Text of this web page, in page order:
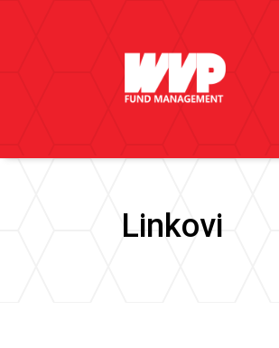
Linkovi